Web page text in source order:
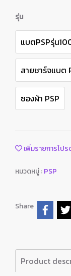
รุ่น
แบตPSPรุ่น
สายชาร์จแบต
ซองผ้า PSP
เพิ่มรายการโปร
หมวดหมู่ :PSP
Share
Product